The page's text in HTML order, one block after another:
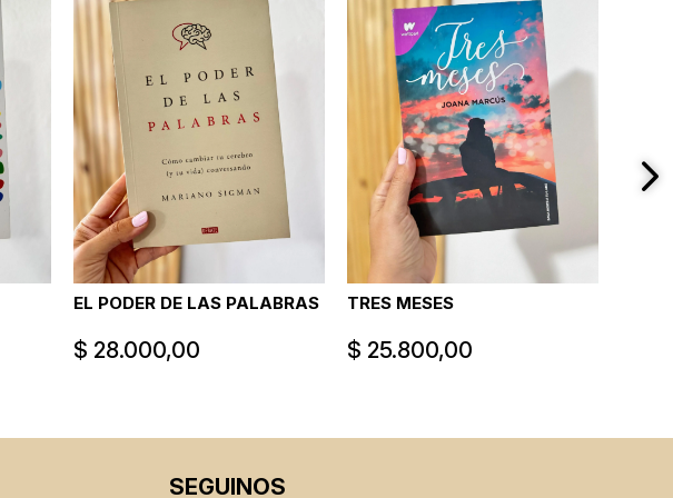
EL PODER DE LAS PALABRAS
$ 28.000,00
TRES MESES
$ 25.800,00
SEGUINOS